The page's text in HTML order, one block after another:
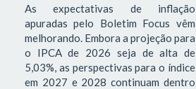
As expectativas de inflação
apuradas pelo Boletim Focus vêm
melhorando. Embora a projeção para
o IPCA de 2026 seja de alta de
5,03%, as perspectivas para o índice
em 2027 e 2028 continuam dentro